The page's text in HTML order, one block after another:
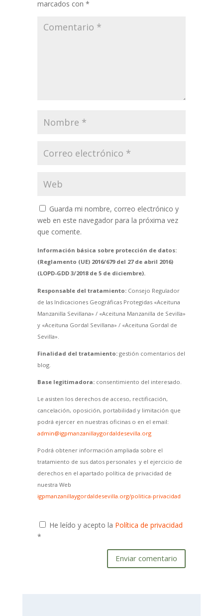
marcados con *
Guarda mi nombre, correo electrónico y
web en este navegador para la próxima vez
que comente.
Información básica sobre protección de datos:
(Reglamento (UE) 2016/679 del 27 de abril 2016)
(LOPD-GDD 3/2018 de 5 de diciembre).
Responsable del tratamiento:Consejo Regulador
de las Indicaciones Geográficas Protegidas «Aceituna
Manzanilla Sevillana» / «Aceituna Manzanilla de Sevilla»
y «Aceituna Gordal Sevillana» / «Aceituna Gordal de
Sevilla».
Finalidad del tratamiento:gestión comentarios del
blog.
Base legitimadora:consentimiento del interesado.
Le asisten los derechos de acceso, rectificación,
cancelación, oposición, portabilidad y limitación que
podrá ejercer en nuestras oficinas o en el email:
admin@igpmanzanillaygordaldesevilla.org
Podrá obtener información ampliada sobre el
tratamiento de sus datos personales y el ejercicio de
derechos en el apartado política de privacidad de
nuestra Web
igpmanzanillaygordaldesevilla.org/politica-privacidad
He leído y acepto la Política de privacidad
*
Enviar comentario